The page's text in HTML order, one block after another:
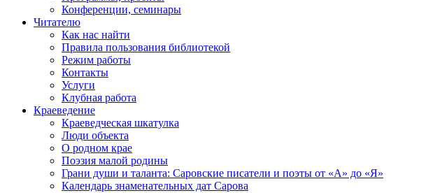
Конференции, семинары
Читателю
Как нас найти
Правила пользования библиотекой
Режим работы
Контакты
Услуги
Клубная работа
Краеведение
Краеведческая шкатулка
Люди объекта
О родном крае
Поэзия малой родины
Грани души и таланта: Саровские писатели и поэты от «А» до «Я»
Календарь знаменательных дат Сарова